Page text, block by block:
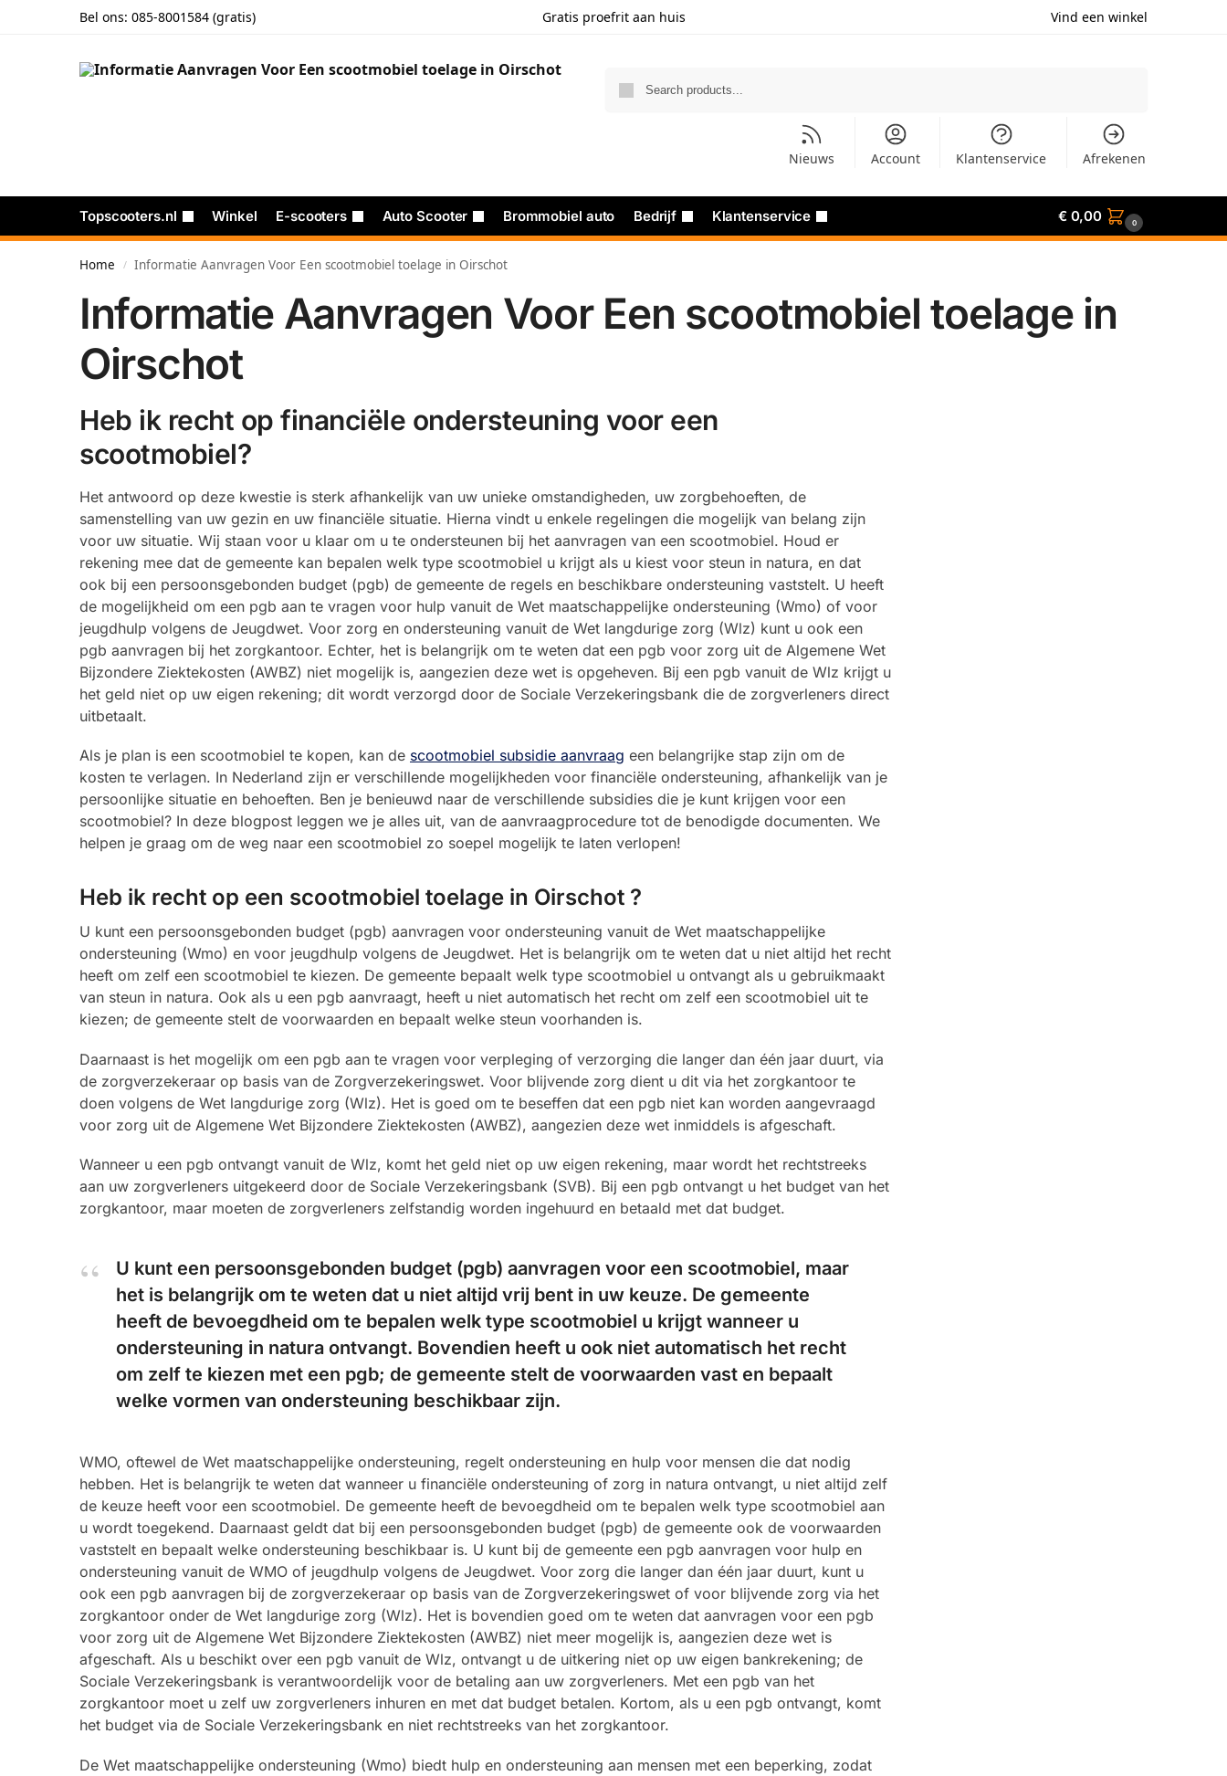
Bel ons: 085-8001584 (gratis) Gratis proefrit aan huis Vind een winkel
Nieuws Account Klantenservice Afrekenen
Topscooters.nl Winkel E-scooters Auto Scooter Brommobiel auto Bedrijf Klantenservice €0,00 0
Home / Informatie Aanvragen Voor Een scootmobiel toelage in Oirschot
Informatie Aanvragen Voor Een scootmobiel toelage in
Oirschot
Heb ik recht op financiële ondersteuning voor een
scootmobiel?
Het antwoord op deze kwestie is sterk afhankelijk van uw unieke omstandigheden, uw zorgbehoeften, de
samenstelling van uw gezin en uw financiële situatie. Hierna vindt u enkele regelingen die mogelijk van belang zijn
voor uw situatie. Wij staan voor u klaar om u te ondersteunen bij het aanvragen van een scootmobiel. Houd er
rekening mee dat de gemeente kan bepalen welk type scootmobiel u krijgt als u kiest voor steun in natura, en dat
ook bij een persoonsgebonden budget (pgb) de gemeente de regels en beschikbare ondersteuning vaststelt. U heeft
de mogelijkheid om een pgb aan te vragen voor hulp vanuit de Wet maatschappelijke ondersteuning (Wmo) of voor
jeugdhulp volgens de Jeugdwet. Voor zorg en ondersteuning vanuit de Wet langdurige zorg (Wlz) kunt u ook een
pgb aanvragen bij het zorgkantoor. Echter, het is belangrijk om te weten dat een pgb voor zorg uit de Algemene Wet
Bijzondere Ziektekosten (AWBZ) niet mogelijk is, aangezien deze wet is opgeheven. Bij een pgb vanuit de Wlz krijgt u
het geld niet op uw eigen rekening; dit wordt verzorgd door de Sociale Verzekeringsbank die de zorgverleners direct
uitbetaalt.
Als je plan is een scootmobiel te kopen, kan de scootmobiel subsidie aanvraag een belangrijke stap zijn om de
kosten te verlagen. In Nederland zijn er verschillende mogelijkheden voor financiële ondersteuning, afhankelijk van je
persoonlijke situatie en behoeften. Ben je benieuwd naar de verschillende subsidies die je kunt krijgen voor een
scootmobiel? In deze blogpost leggen we je alles uit, van de aanvraagprocedure tot de benodigde documenten. We
helpen je graag om de weg naar een scootmobiel zo soepel mogelijk te laten verlopen!
Heb ik recht op een scootmobiel toelage in Oirschot ?
U kunt een persoonsgebonden budget (pgb) aanvragen voor ondersteuning vanuit de Wet maatschappelijke
ondersteuning (Wmo) en voor jeugdhulp volgens de Jeugdwet. Het is belangrijk om te weten dat u niet altijd het recht
heeft om zelf een scootmobiel te kiezen. De gemeente bepaalt welk type scootmobiel u ontvangt als u gebruikmaakt
van steun in natura. Ook als u een pgb aanvraagt, heeft u niet automatisch het recht om zelf een scootmobiel uit te
kiezen; de gemeente stelt de voorwaarden en bepaalt welke steun voorhanden is.
Daarnaast is het mogelijk om een pgb aan te vragen voor verpleging of verzorging die langer dan één jaar duurt, via
de zorgverzekeraar op basis van de Zorgverzekeringswet. Voor blijvende zorg dient u dit via het zorgkantoor te
doen volgens de Wet langdurige zorg (Wlz). Het is goed om te beseffen dat een pgb niet kan worden aangevraagd
voor zorg uit de Algemene Wet Bijzondere Ziektekosten (AWBZ), aangezien deze wet inmiddels is afgeschaft.
Wanneer u een pgb ontvangt vanuit de Wlz, komt het geld niet op uw eigen rekening, maar wordt het rechtstreeks
aan uw zorgverleners uitgekeerd door de Sociale Verzekeringsbank (SVB). Bij een pgb ontvangt u het budget van het
zorgkantoor, maar moeten de zorgverleners zelfstandig worden ingehuurd en betaald met dat budget.
U kunt een persoonsgebonden budget (pgb) aanvragen voor een scootmobiel, maar
het is belangrijk om te weten dat u niet altijd vrij bent in uw keuze. De gemeente
heeft de bevoegdheid om te bepalen welk type scootmobiel u krijgt wanneer u
ondersteuning in natura ontvangt. Bovendien heeft u ook niet automatisch het recht
om zelf te kiezen met een pgb; de gemeente stelt de voorwaarden vast en bepaalt
welke vormen van ondersteuning beschikbaar zijn.
WMO, oftewel de Wet maatschappelijke ondersteuning, regelt ondersteuning en hulp voor mensen die dat nodig
hebben. Het is belangrijk te weten dat wanneer u financiële ondersteuning of zorg in natura ontvangt, u niet altijd zelf
de keuze heeft voor een scootmobiel. De gemeente heeft de bevoegdheid om te bepalen welk type scootmobiel aan
u wordt toegekend. Daarnaast geldt dat bij een persoonsgebonden budget (pgb) de gemeente ook de voorwaarden
vaststelt en bepaalt welke ondersteuning beschikbaar is. U kunt bij de gemeente een pgb aanvragen voor hulp en
ondersteuning vanuit de WMO of jeugdhulp volgens de Jeugdwet. Voor zorg die langer dan één jaar duurt, kunt u
ook een pgb aanvragen bij de zorgverzekeraar op basis van de Zorgverzekeringswet of voor blijvende zorg via het
zorgkantoor onder de Wet langdurige zorg (Wlz). Het is bovendien goed om te weten dat aanvragen voor een pgb
voor zorg uit de Algemene Wet Bijzondere Ziektekosten (AWBZ) niet meer mogelijk is, aangezien deze wet is
afgeschaft. Als u beschikt over een pgb vanuit de Wlz, ontvangt u de uitkering niet op uw eigen bankrekening; de
Sociale Verzekeringsbank is verantwoordelijk voor de betaling aan uw zorgverleners. Met een pgb van het
zorgkantoor moet u zelf uw zorgverleners inhuren en met dat budget betalen. Kortom, als u een pgb ontvangt, komt
het budget via de Sociale Verzekeringsbank en niet rechtstreeks van het zorgkantoor.
De Wet maatschappelijke ondersteuning (Wmo) biedt hulp en ondersteuning aan mensen met een beperking, zodat